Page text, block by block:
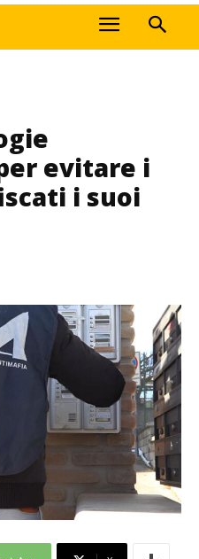
evitare i
i suoi